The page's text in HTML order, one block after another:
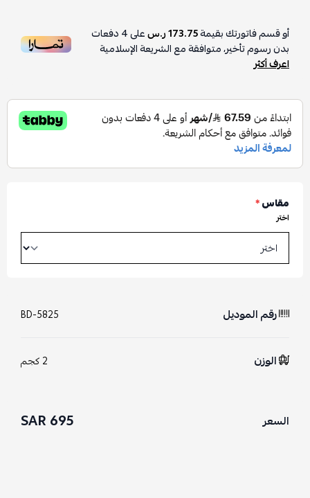
أو قسم فاتورتك بقيمة173.75 ر.س على4دفعات
بدون رسوم تأخير، متوافقة مع الشريعة الإسلامية
اعرف أكثر
مقاس*
اختر
رقم الموديل BD-5825
الوزن 2 كجم
السعر 695 SAR